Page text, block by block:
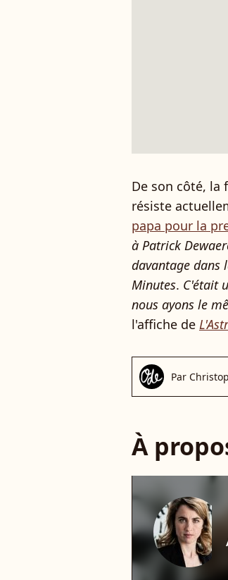
De son côté, la
résiste
papa pour la
à Patrick
davantage dans
Minutes. C'était
nous ayons le
l'affiche de
Par
À